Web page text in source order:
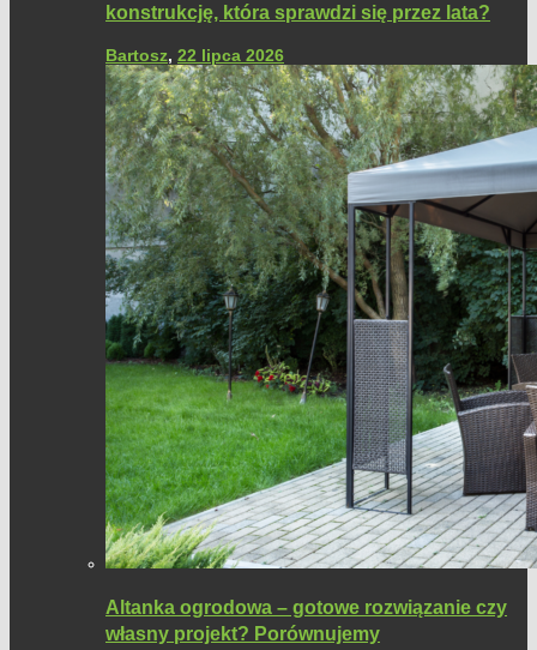
konstrukcję, która sprawdzi się przez lata?
Bartosz, 22 lipca 2026
Altanka ogrodowa – gotowe rozwiązanie czy
własny projekt? Porównujemy